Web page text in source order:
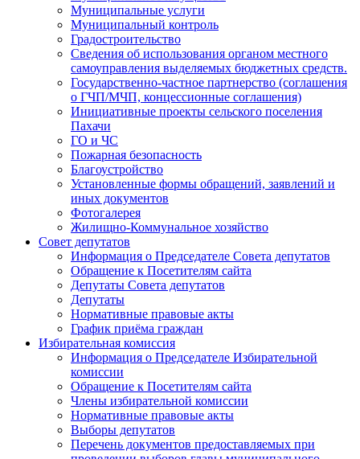
Муниципальные услуги
Муниципальный контроль
Градостроительство
Сведения об использования органом местного
самоуправления выделяемых бюджетных средств.
Государственно-частное партнерство (соглашения
о ГЧП/МЧП, концессионные соглашения)
Инициативные проекты сельского поселения
Пахачи
ГО и ЧС
Пожарная безопасность
Благоустройство
Установленные формы обращений, заявлений и
иных документов
Фотогалерея
Жилищно-Коммунальное хозяйство
Совет депутатов
Информация о Председателе Совета депутатов
Обращение к Посетителям сайта
Депутаты Совета депутатов
Депутаты
Нормативные правовые акты
График приёма граждан
Избирательная комиссия
Информация о Председателе Избирательной
комиссии
Обращение к Посетителям сайта
Члены избирательной комиссии
Нормативные правовые акты
Выборы депутатов
Перечень документов предоставляемых при